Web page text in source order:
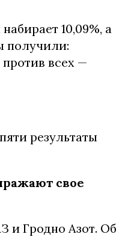
10,09%, а
получили:
против всех —
результаты
свое
и Гродно Азот. Об